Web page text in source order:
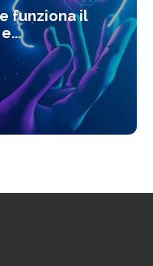
funziona il